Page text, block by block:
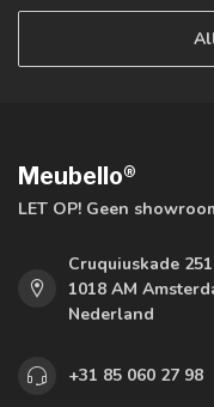
Meubello®
LET OP! Geen
Cruquiuskade
1018 AM
Nederland
+31 85 060 27 98